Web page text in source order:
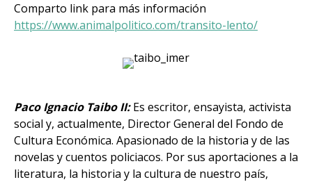
Comparto link para más información
https://www.animalpolitico.com/transito-lento/
Paco Ignacio Taibo II:Es escritor, ensayista, activista
social y, actualmente, Director General del Fondo de
Cultura Económica. Apasionado de la historia y de las
novelas y cuentos policiacos. Por sus aportaciones a la
literatura, la historia y la cultura de nuestro país,